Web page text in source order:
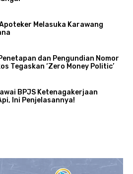
Melasuka Karawang
dan Pengundian Nomor
Tegaskan ‘Zero Money Politic’
BPJS Ketenagakerjaan
Ini Penjelasannya!